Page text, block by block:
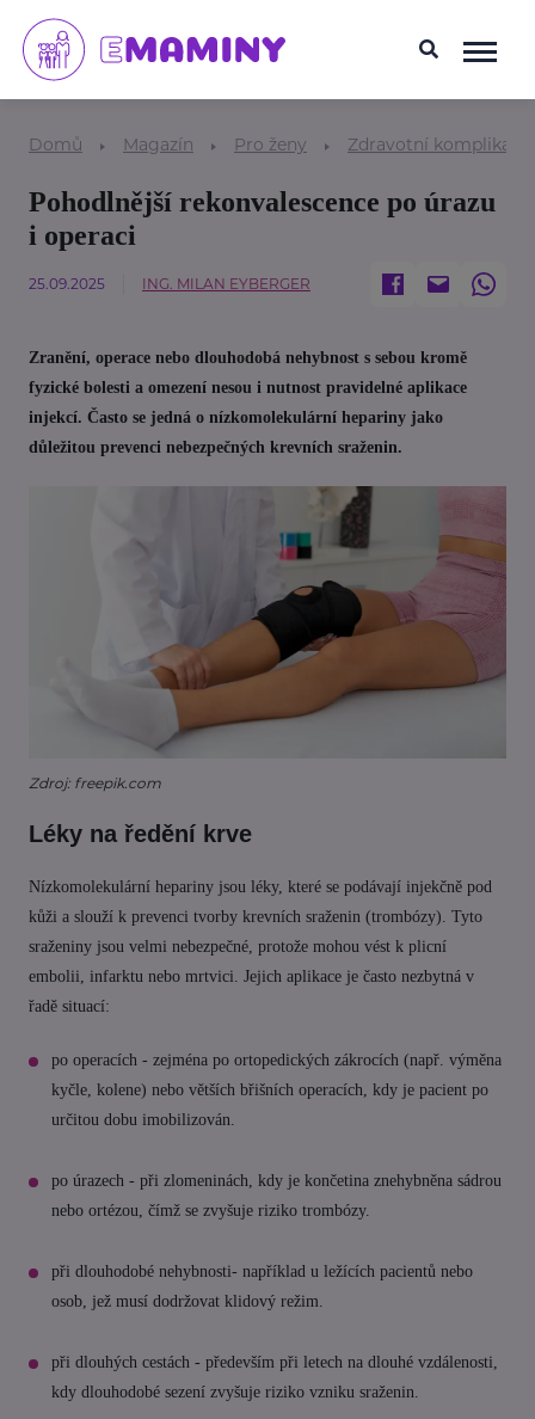
Domů Magazín Pro ženy Zdravotní komplikace
Pohodlnější rekonvalescence po úrazu
i operaci
25.09.2025 ING. MILAN EYBERGER
Zranění, operace nebo dlouhodobá nehybnost s sebou kromě
fyzické bolesti a omezení nesou i nutnost pravidelné aplikace
injekcí. Často se jedná o nízkomolekulární hepariny jako
důležitou prevenci nebezpečných krevních sraženin.
Zdroj: freepik.com
Léky na ředění krve
Nízkomolekulární hepariny jsou léky, které se podávají injekčně pod
kůži a slouží k prevenci tvorby krevních sraženin (trombózy). Tyto
sraženiny jsou velmi nebezpečné, protože mohou vést k plicní
embolii, infarktu nebo mrtvici. Jejich aplikace je často nezbytná v
řadě situací:
po operacích - zejména po ortopedických zákrocích (např. výměna
kyčle, kolene) nebo větších břišních operacích, kdy je pacient po
určitou dobu imobilizován.
po úrazech - při zlomeninách, kdy je končetina znehybněna sádrou
nebo ortézou, čímž se zvyšuje riziko trombózy.
při dlouhodobé nehybnosti- například u ležících pacientů nebo
osob, jež musí dodržovat klidový režim.
při dlouhých cestách - především při letech na dlouhé vzdálenosti,
kdy dlouhodobé sezení zvyšuje riziko vzniku sraženin.